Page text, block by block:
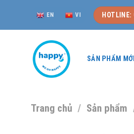
content
EN VI HOTLINE:
SẢN PHẨM MỚI
Trang chủ / Sản phẩm